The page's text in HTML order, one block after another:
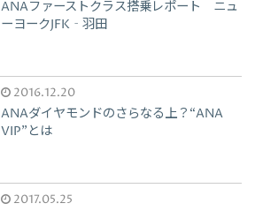
ANAファーストクラス搭乗レポート ニュ
ーヨークJFK‐羽田
2016.12.20
ANAダイヤモンドのさらなる上？“ANA
VIP”とは
2017.05.25